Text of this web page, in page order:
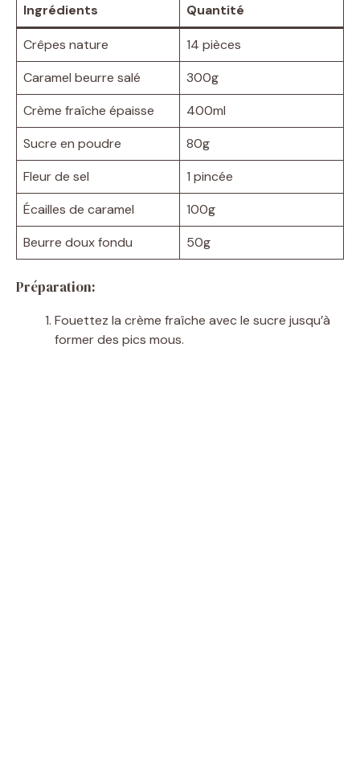
Ingrédients Quantité
Crêpes nature
14 pièces
Caramel beurre salé
300g
Crème fraîche épaisse
400ml
Sucre en poudre
80g
Fleur de sel
1 pincée
Écailles de caramel
100g
Beurre doux fondu
50g
Préparation:
Fouettez la crème fraîche avec le sucre jusqu’à
former des pics mous.